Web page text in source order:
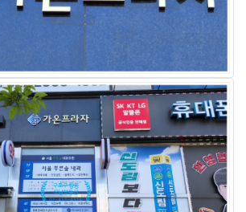
항동지구 상가전문 항동우남부
서는 고객의 이해를 돕기위한 참고자료이며 진행시 변